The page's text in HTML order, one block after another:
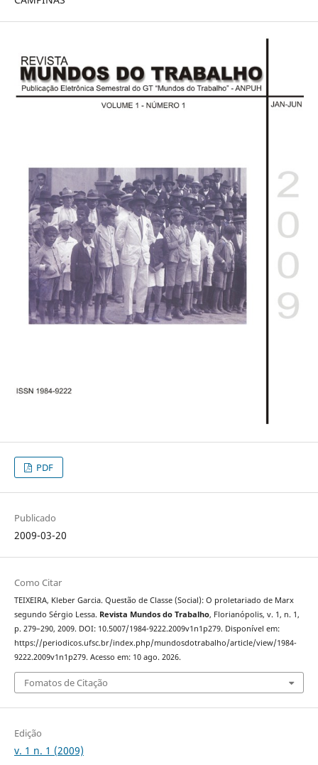
PDF
Publicado
2009-03-20
Como Citar
TEIXEIRA, Kleber Garcia. Questão de Classe (Social): O proletariado de Marx
segundo Sérgio Lessa. Revista Mundos do Trabalho, Florianópolis, v. 1, n. 1,
p. 279–290, 2009. DOI: 10.5007/1984-9222.2009v1n1p279. Disponível em:
https://periodicos.ufsc.br/index.php/mundosdotrabalho/article/view/1984-
9222.2009v1n1p279. Acesso em: 10 ago. 2026.
Fomatos de Citação
Edição
v. 1 n. 1 (2009)